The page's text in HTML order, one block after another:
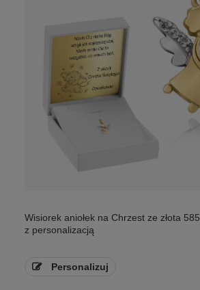
Wisiorek aniołek na Chrzest ze złota 585
z personalizacją
Personalizuj